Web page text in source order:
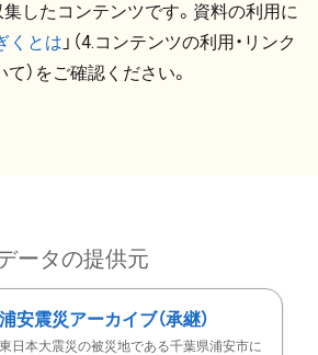
したコンテンツです。資料の利用に
くとは 」（4.コンテンツの利用・リンク
て）をご確認ください。
ータの提供元
浦安震災アーカイブ（承継）
東日本大震災の被災地である千葉県浦安市に